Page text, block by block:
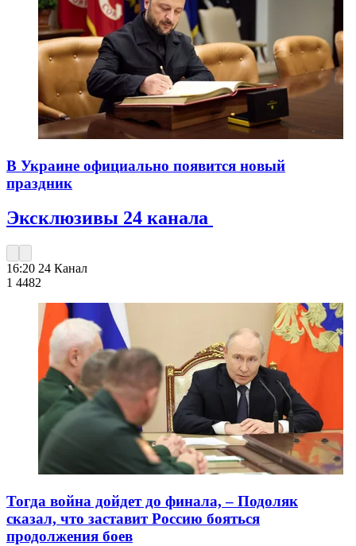
В Украине официально появится новый
праздник
Эксклюзивы 24 канала
16:20 24 Канал
1 4482
Тогда война дойдет до финала, – Подоляк
сказал, что заставит Россию бояться
продолжения боев